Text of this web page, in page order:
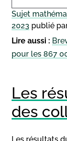
Sujet
2023 publié
Lire aussi :
pour les 867
Les
des